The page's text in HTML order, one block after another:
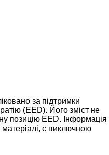
за підтримки
(EED). Його зміст не
позицію EED. Інформація
є виключною